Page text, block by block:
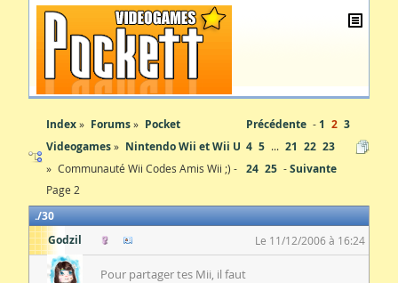
Index Forums
Pocket
Videogames
Nintendo Wii et Wii U
Communauté Wii Codes Amis Wii ;) -
Page 2
Précédente 1 2 3
4 5 ... 21 22 23
24 25 Suivante
30
Godzil
Le 11/12/2006 à 16:24
Pour partager tes Mii, il faut